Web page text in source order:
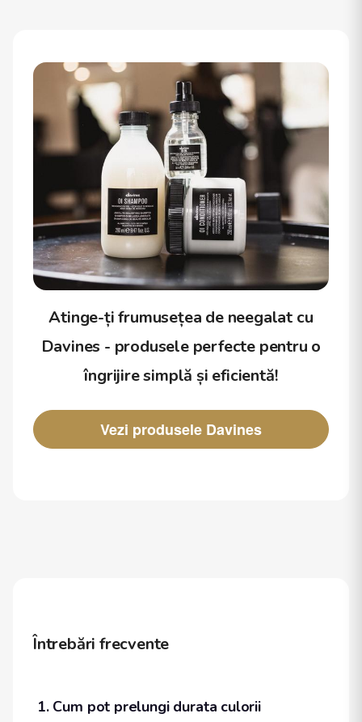
Atinge-ți frumusețea de neegalat cu
Davines - produsele perfecte pentru o
îngrijire simplă și eficientă!
Vezi produsele Davines
Întrebări frecvente
1. Cum pot prelungi durata culorii